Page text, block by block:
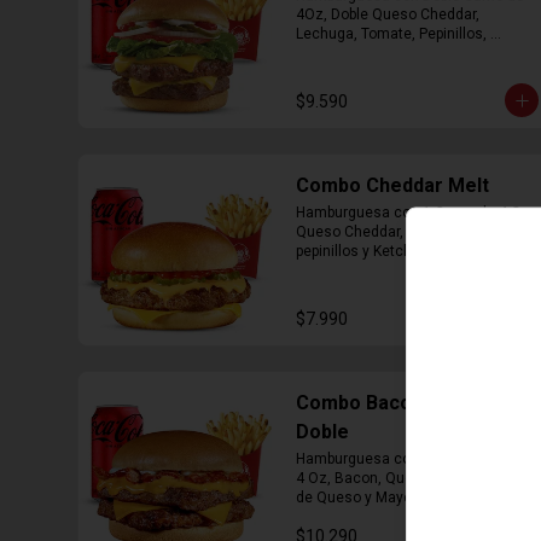
4Oz, Doble Queso Cheddar,
Lechuga, Tomate, Pepinillos,
$9.590
Combo Cheddar Melt
Hamburguesa con 1 Carne de 4 Oz,
Queso Cheddar, Salsa de Queso,
pepinillos y Ketchup, Papas Fritas
$7.990
Combo Bacon Cheddar
Doble
Hamburguesa con Doble Carne de
4 Oz, Bacon, Queso Cheddar, Salsa
de Queso y Mayonesa, Papas Fritas
$10.290